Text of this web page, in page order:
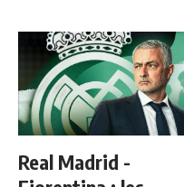
Real Madrid -